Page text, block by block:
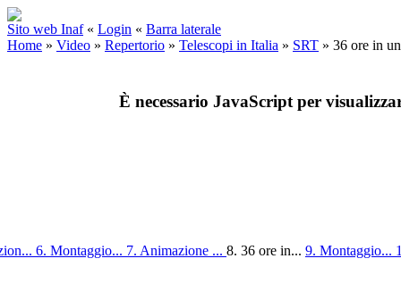
Sito web Inaf « Login « Barra laterale
Home » Video » Repertorio » Telescopi in Italia » SRT » 36 ore in
È necessario JavaScript per
6. Montaggio... 7. Animazione ... 8. 36 ore in... 9. Montaggio...